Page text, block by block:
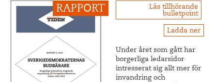
Läs tillhörande
bulletpoint
Ladda ner
Under året som gått har
borgerliga ledarsidor
intresserat sig allt mer för
invandring och